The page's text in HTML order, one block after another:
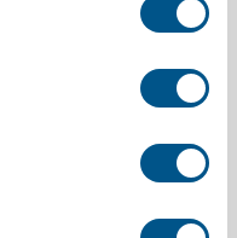
materiale, som stammer
velger du ikke bare